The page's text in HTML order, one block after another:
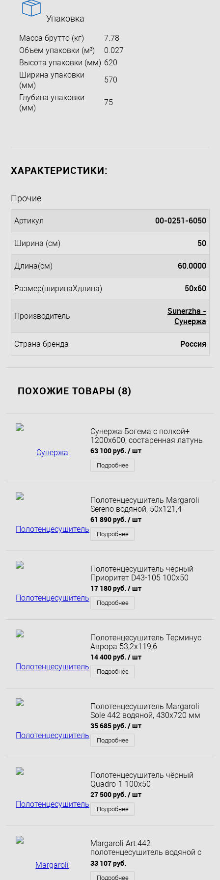
Упаковка
Масса брутто (кг)
7.78
Объем упаковки (м³)
0.027
Высота упаковки (мм) 620
Ширина упаковки
(мм)
570
Глубина упаковки
(мм)
75
ХАРАКТЕРИСТИКИ:
Прочие
Артикул 00-0251-6050
Ширина (см) 50
Длина(см) 60.0000
Размер(ширинаXдлина) 50x60
Производитель
Sunerzha -
Сунержа
Страна бренда Россия
ПОХОЖИЕ ТОВАРЫ (8)
Сунержа Богема с полкой+
1200х600, состаренная латунь
63 100 руб. / шт
Подробнее
Полотенцесушитель Margaroli
Sereno водяной, 50x121,4
61 890 руб. / шт
Подробнее
Полотенцесушитель чёрный
Приоритет D43-105 100x50
17 180 руб. / шт
Подробнее
Полотенцесушитель Терминус
Аврора 53,2х119,6
14 400 руб. / шт
Подробнее
Полотенцесушитель Margaroli
Sole 442 водяной, 430х720 мм
35 685 руб. / шт
Подробнее
Полотенцесушитель чёрный
Quadro-1 100x50
27 500 руб. / шт
Подробнее
Margaroli Art.442
полотенцесушитель водяной с
аркой
33 107 руб.
Подробнее